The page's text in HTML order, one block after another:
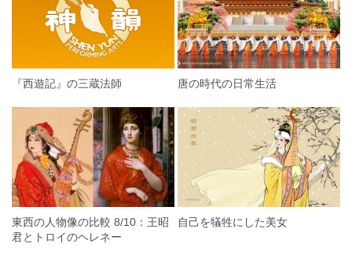
『西遊記』の三蔵法師 唐の時代の日常生活
東西の人物像の比較 8/10：王昭
君とトロイのヘレネー
自己を犠牲にした美女